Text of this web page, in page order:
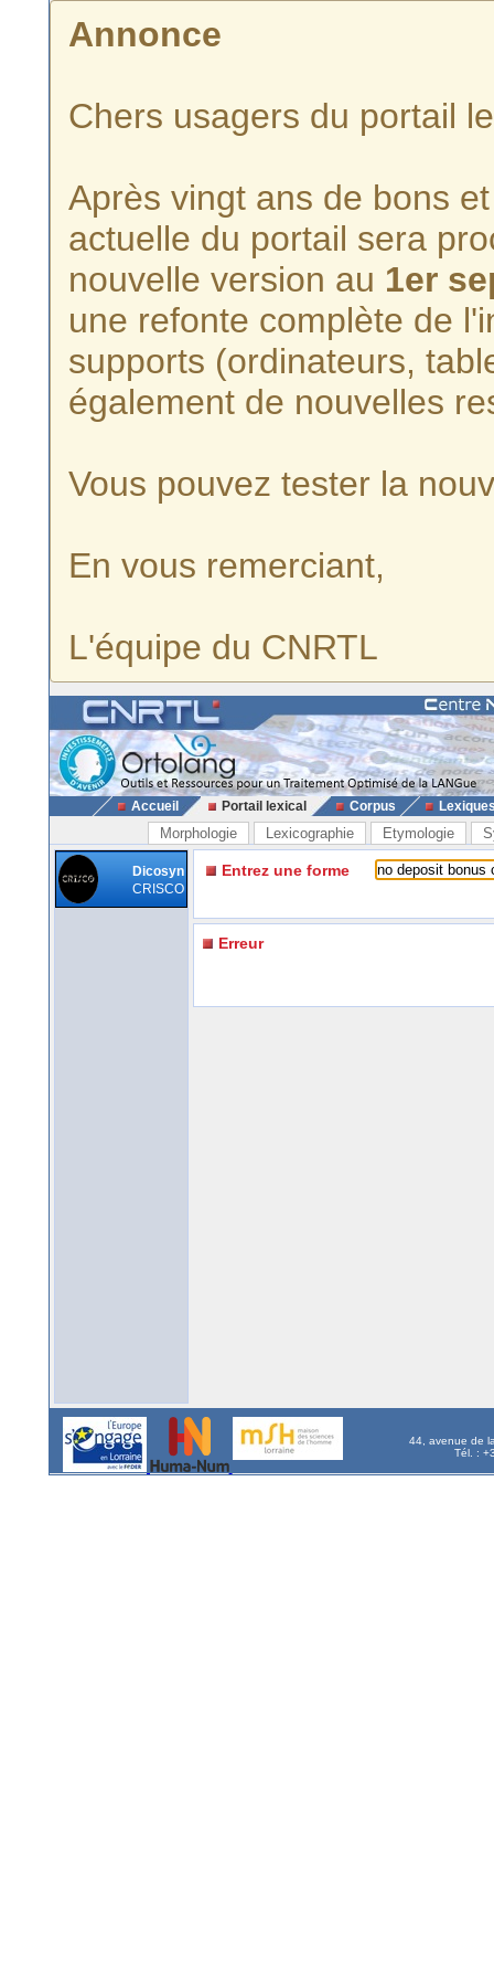
Annonce
Chers usagers du portail
Après vingt ans de bons
actuelle du portail sera
nouvelle version au 1er
une refonte complète de
supports (ordinateurs,
également de nouvelles
Vous pouvez tester la
En vous remerciant,
L'équipe du CNRTL
Accueil Portail lexical Corpus
Morphologie Lexicographie Etymologie
Dicosyn
CRISCO
Entrez une forme
Erreur
44, avenue de
Tél. :